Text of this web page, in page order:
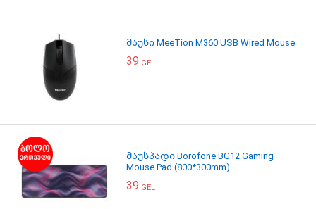
მაუსი MeeTion M360 USB Wired Mouse
39 GEL
მაუსპადი Borofone BG12 Gaming
Mouse Pad (800*300mm)
39 GEL